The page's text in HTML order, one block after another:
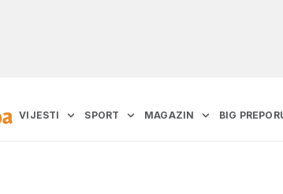
VIJESTI SPORT MAGAZIN BIG